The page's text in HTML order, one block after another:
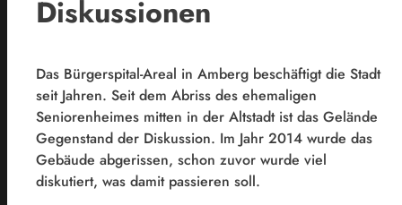
Diskussionen
Das Bürgerspital-Areal in Amberg beschäftigt die Stadt
seit Jahren. Seit dem Abriss des ehemaligen
Seniorenheimes mitten in der Altstadt ist das Gelände
Gegenstand der Diskussion. Im Jahr 2014 wurde das
Gebäude abgerissen, schon zuvor wurde viel
diskutiert, was damit passieren soll.